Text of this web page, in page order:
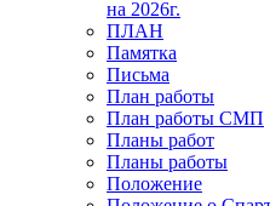
на 2026г.
ПЛАН
Памятка
Письма
План работы
План работы СМП
Планы работ
Планы работы
Положение